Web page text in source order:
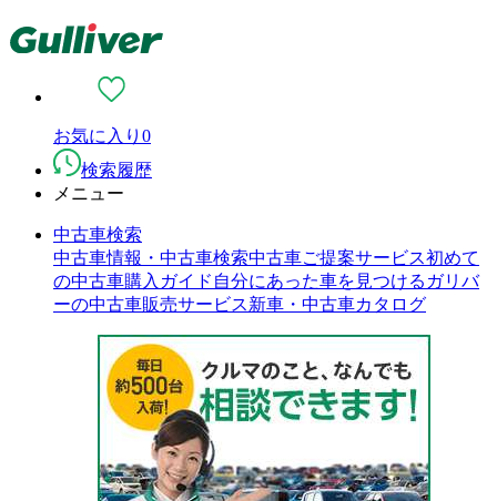
お気に入り 0
検索履歴
メニュー
中古車検索
中古車情報・中古車検索中古車ご提案サービス初めて
の中古車購入ガイド 自分にあった車を見つける ガリバ
ーの中古車販売サービス新車・中古車カタログ